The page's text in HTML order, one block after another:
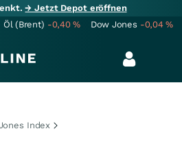
→ Jetzt Depot eröffnen
Öl (Brent) -0,40% Dow Jones -0,04%
Index